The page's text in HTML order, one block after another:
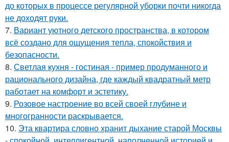
до которых в процессе регулярной уборки почти никогда
не доходят руки.
7. Вариант уютного детского пространства, в котором
всё создано для ощущения тепла, спокойствия и
безопасности.
8. Светлая кухня - гостиная - пример продуманного и
рационального дизайна, где каждый квадратный метр
работает на комфорт и эстетику.
9. Розовое настроение во всей своей глубине и
многогранности раскрывается.
10. Эта квартира словно хранит дыхание старой Москвы